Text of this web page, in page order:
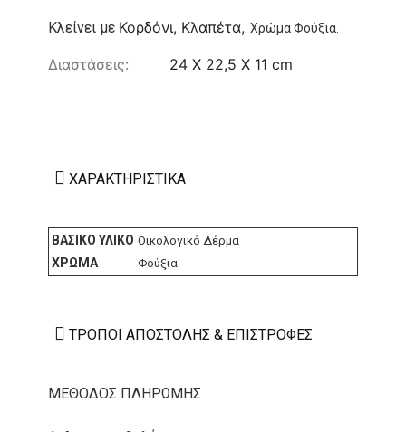
Κλείνει με Κορδόνι, Κλαπέτα,. Χρώμα Φούξια.
Διαστάσεις: 24 X 22,5 X 11 cm
ΧΑΡΑΚΤΗΡΙΣΤΙΚΆ
ΒΑΣΙΚΌ ΥΛΙΚΌ Οικολογικό Δέρμα
ΧΡΏΜΑ Φούξια
ΤΡΌΠΟΙ ΑΠΟΣΤΟΛΉΣ & ΕΠΙΣΤΡΟΦΈΣ
ΜΕΘΟΔΟΣ ΠΛΗΡΩΜΗΣ